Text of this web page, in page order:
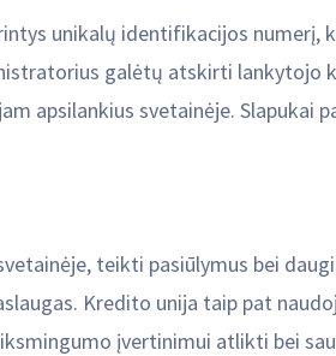
unikalų identifikacijos numerį,
galėtų atskirti lankytojo
apsilankius svetainėje. Slapukai
teikti pasiūlymus bei
Kredito unija taip pat
įvertinimui atlikti bei